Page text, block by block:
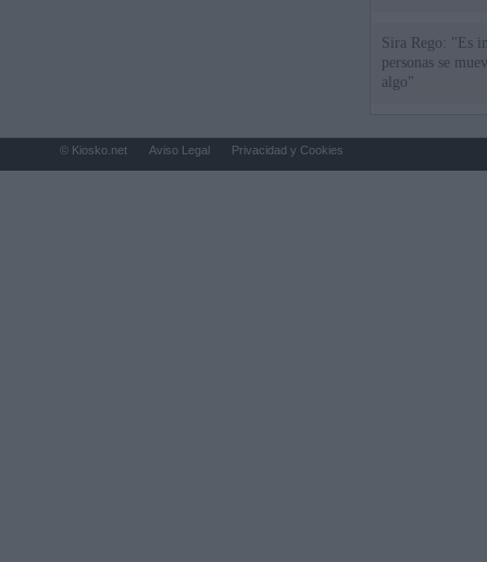
Sira Rego: "Es
personas se
algo"
© Kiosko.net Aviso Legal Privacidad y Cookies